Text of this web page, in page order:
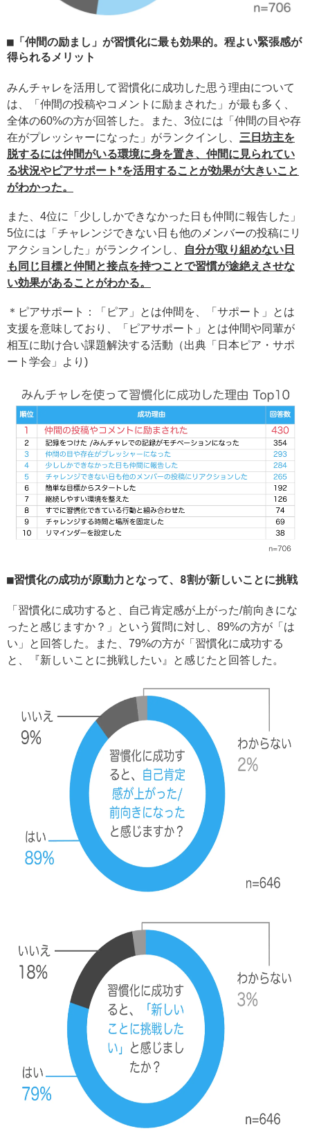
「仲間の励まし」が習慣化に最も効果的。程よい緊張感が
得られるメリット
みんチャレを活用して習慣化に成功した思う理由について
は、「仲間の投稿やコメントに励まされた」が最も多く、
全体の60%の方が回答した。また、3位には「仲間の目や存
在がプレッシャーになった」がランクインし、 三日坊主を
脱するには仲間がいる環境に身を置き、仲間に見られてい
る状況やピアサポート*を活用することが効果が大きいこと
がわかった。
また、4位に「少ししかできなかった日も仲間に報告した」
5位には「チャレンジできない日も他のメンバーの投稿にリ
アクションした」がランクインし、
自分が取り組めない日
も同じ目標と仲間と接点を持つことで習慣が途絶えさせな
い効果があることがわかる。
＊ピアサポート：「ピア」とは仲間を、「サポート」とは
支援を意味しており、「ピアサポート」とは仲間や同輩が
相互に助け合い課題解決する活動（出典「日本ピア・サポ
ート学会」より)
習慣化の成功が原動力となって、8割が新しいことに挑戦
「習慣化に成功すると、自己肯定感が上がった/前向きにな
ったと感じますか？」という質問に対し、89%の方が「は
い」と回答した。また、79%の方が「習慣化に成功する
と、『新しいことに挑戦したい』と感じたと回答した。